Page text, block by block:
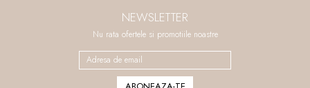
NEWSLETTER
Nu rata ofertele si promotiile noastre